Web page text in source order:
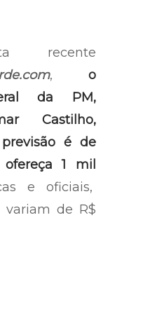
recente
, o
da PM,
Castilho,
é de
1 mil
e oficiais,
variam de R$